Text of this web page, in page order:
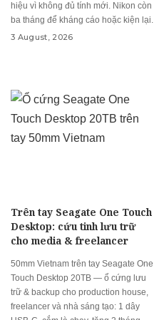
hiệu vì không đủ tính mới. Nikon còn
ba tháng để kháng cáo hoặc kiện lại.
3 August, 2026
Trên tay Seagate One Touch
Desktop: cứu tinh lưu trữ
cho media & freelancer
50mm Vietnam trên tay Seagate One
Touch Desktop 20TB — ổ cứng lưu
trữ & backup cho production house,
freelancer và nhà sáng tạo: 1 dây